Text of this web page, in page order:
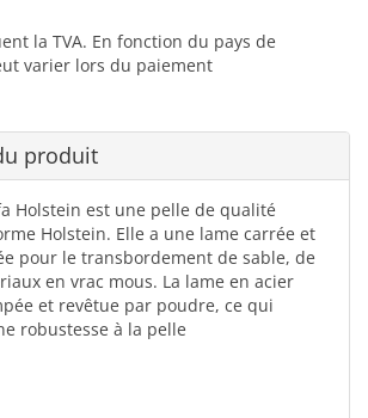
la TVA. En fonction du pays de
varier lors du paiement
produit
Holstein est une pelle de qualité
Holstein. Elle a une lame carrée et
pour le transbordement de sable, de
en vrac mous. La lame en acier
et revêtue par poudre, ce qui
robustesse à la pelle